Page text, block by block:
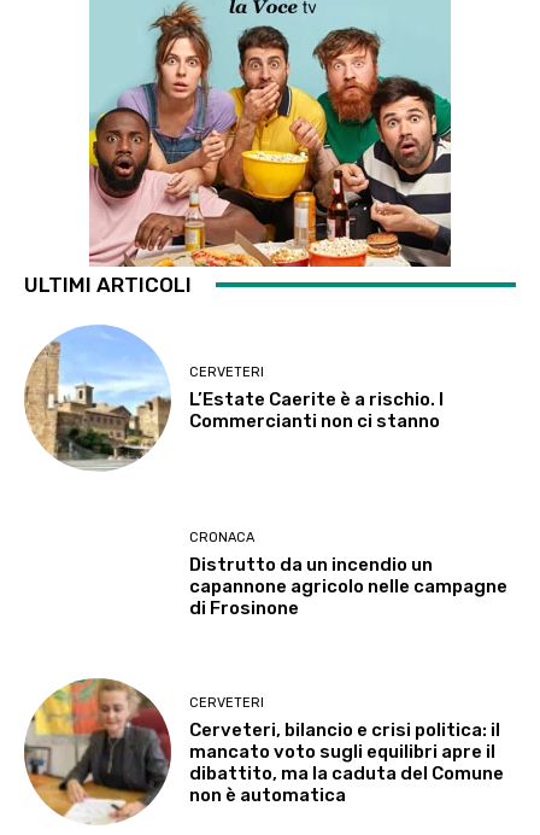
ULTIMI ARTICOLI
CERVETERI
L’Estate Caerite è a rischio. I
Commercianti non ci stanno
CRONACA
Distrutto da un incendio un
capannone agricolo nelle campagne
di Frosinone
CERVETERI
Cerveteri, bilancio e crisi politica: il
mancato voto sugli equilibri apre il
dibattito, ma la caduta del Comune
non è automatica